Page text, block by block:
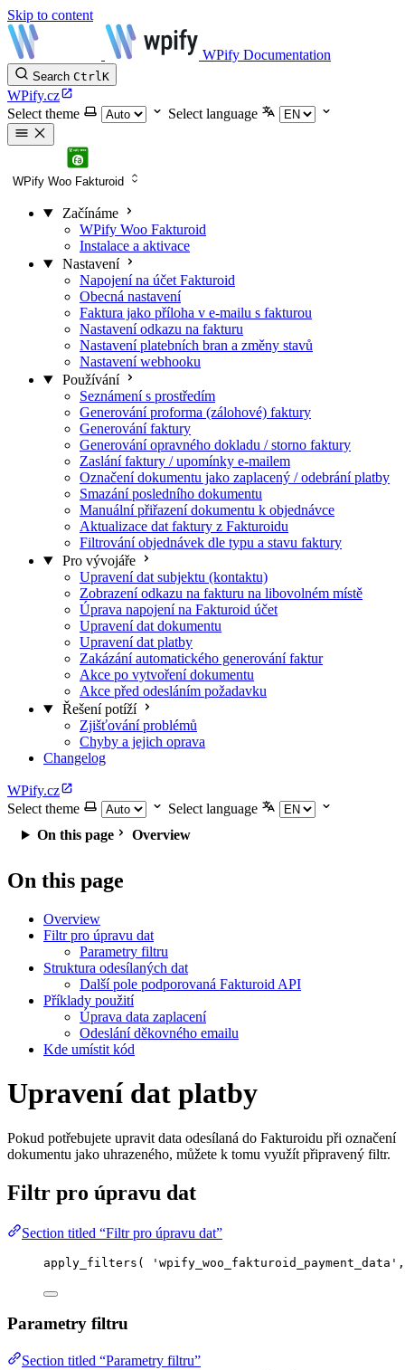
Skip to content
WPify Documentation
Search CtrlK
WPify.cz
Select theme
Select language
WPify Woo Fakturoid
Začínáme
WPify Woo Fakturoid
Instalace a aktivace
Nastavení
Napojení na účet Fakturoid
Obecná nastavení
Faktura jako příloha v e-mailu s fakturou
Nastavení odkazu na fakturu
Nastavení platebních bran a změny stavů
Nastavení webhooku
Používání
Seznámení s prostředím
Generování proforma (zálohové) faktury
Generování faktury
Generování opravného dokladu / storno faktury
Zaslání faktury / upomínky e-mailem
Označení dokumentu jako zaplacený / odebrání platby
Smazání posledního dokumentu
Manuální přiřazení dokumentu k objednávce
Aktualizace dat faktury z Fakturoidu
Filtrování objednávek dle typu a stavu faktury
Pro vývojáře
Upravení dat subjektu (kontaktu)
Zobrazení odkazu na fakturu na libovolném místě
Úprava napojení na Fakturoid účet
Upravení dat dokumentu
Upravení dat platby
Zakázání automatického generování faktur
Akce po vytvoření dokumentu
Akce před odesláním požadavku
Řešení potíží
Zjišťování problémů
Chyby a jejich oprava
Changelog
WPify.cz
Select theme
Select language
On this page
Overview
On this page
Overview
Filtr pro úpravu dat
Parametry filtru
Struktura odesílaných dat
Další pole podporovaná Fakturoid API
Příklady použití
Úprava data zaplacení
Odeslání děkovného emailu
Kde umístit kód
Upravení dat platby
Pokud potřebujete upravit data odesílaná do Fakturoidu při označení
dokumentu jako uhrazeného, můžete k tomu využít připravený filtr.
Filtr pro úpravu dat
Section titled “Filtr pro úpravu dat”
apply_filters ( ' wpify_woo_fakturoid_payment_data ' ,
Parametry filtru
Section titled “Parametry filtru”